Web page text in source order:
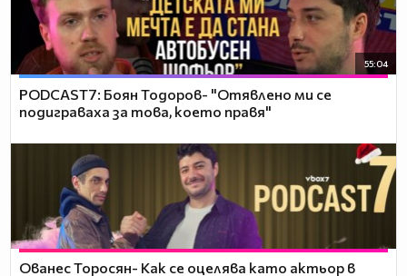
55:04
PODCAST7: ‪Боян Тодоров- "Отявлено ми се
подиграваха за това, което правя"
Ованес Торосян- Как се оцелява като актьор в